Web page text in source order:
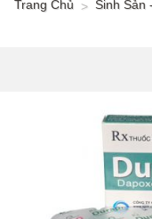
Trang Chủ > Sinh Sản